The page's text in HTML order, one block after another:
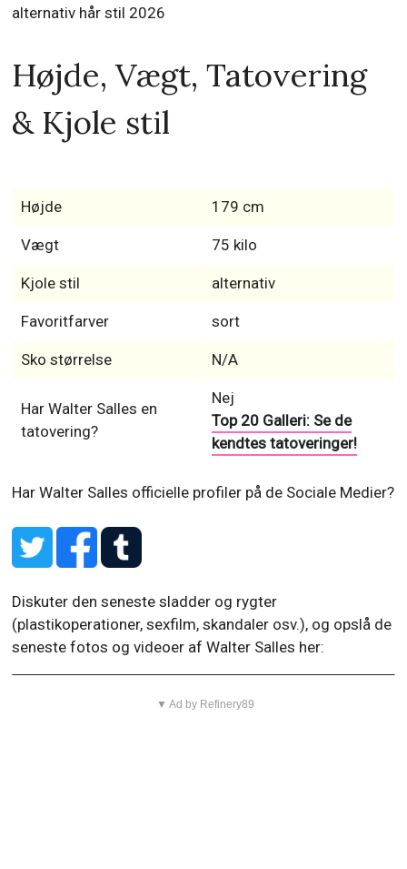
alternativ hår stil 2026
Højde, Vægt, Tatovering
& Kjole stil
Højde 179 cm
Vægt 75 kilo
Kjole stil alternativ
Favoritfarver sort
Sko størrelse N/A
Har Walter Salles en
tatovering?
Nej
Top 20 Galleri: Se de
kendtes tatoveringer!
Har Walter Salles officielle profiler på de Sociale Medier?
Diskuter den seneste sladder og rygter
(plastikoperationer, sexfilm, skandaler osv.), og opslå de
seneste fotos og videoer af Walter Salles her:
▼ Ad by Refinery89